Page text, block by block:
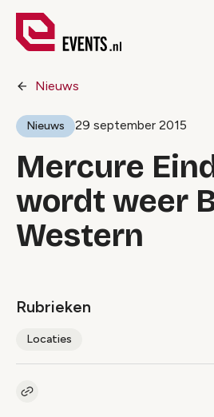
Nieuws
Nieuws 29 september 2015
Mercure
wordt weer
Western
Rubrieken
Locaties
Kopieer link naar artikel